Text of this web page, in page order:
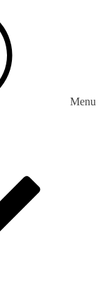
Menu